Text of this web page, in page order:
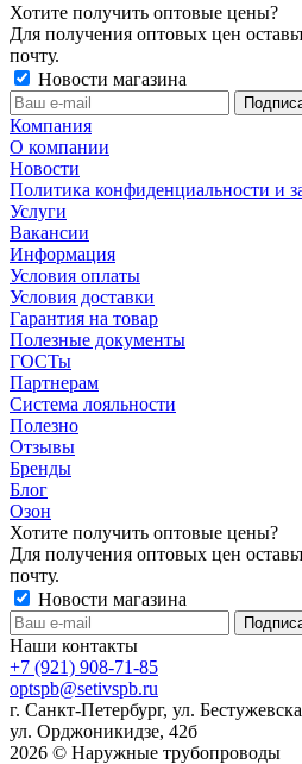
Хотите получить оптовые цены?
Для получения оптовых цен
почту.
Новости магазина
Компания
О компании
Новости
Политика конфиденциальности и
Услуги
Вакансии
Информация
Условия оплаты
Условия доставки
Гарантия на товар
Полезные документы
ГОСТы
Партнерам
Система лояльности
Полезно
Отзывы
Бренды
Блог
Озон
Хотите получить оптовые цены?
Для получения оптовых цен
почту.
Новости магазина
Наши контакты
+7 (921) 908-71-85
optspb@setivspb.ru
г. Санкт-Петербург, ул.
ул. Орджоникидзе, 42б
2026 © Наружные трубопроводы